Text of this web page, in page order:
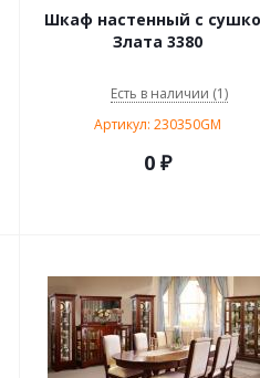
Шкаф настенный с
Злата 3380
Есть в наличии (1)
Артикул: 230350GM
0 ₽